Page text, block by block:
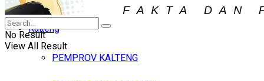
Iklan
Minggu, Agustus 9, 2026
Kalteng
PEMPROV KALTENG
No Result
View All Result